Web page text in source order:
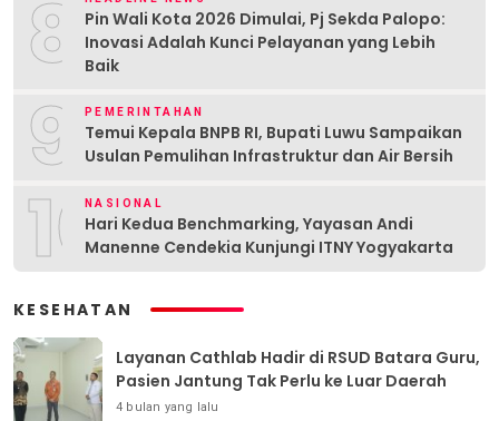
8
Pin Wali Kota 2026 Dimulai, Pj Sekda Palopo:
Inovasi Adalah Kunci Pelayanan yang Lebih
Baik
9 PEMERINTAHAN
Temui Kepala BNPB RI, Bupati Luwu Sampaikan
Usulan Pemulihan Infrastruktur dan Air Bersih
10NASIONAL
Hari Kedua Benchmarking, Yayasan Andi
Manenne Cendekia Kunjungi ITNY Yogyakarta
KESEHATAN
Layanan Cathlab Hadir di RSUD Batara Guru,
Pasien Jantung Tak Perlu ke Luar Daerah
4 bulan yang lalu